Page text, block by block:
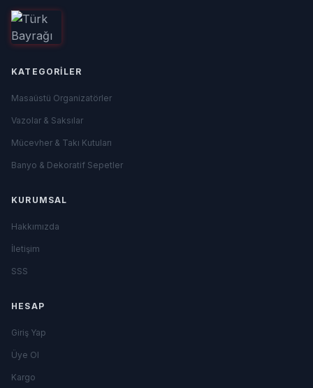
KATEGORILER
Masaüstü Organizatörler
Vazolar & Saksılar
Mücevher & Takı Kutuları
Banyo & Dekoratif Sepetler
KURUMSAL
Hakkımızda
İletişim
SSS
HESAP
Giriş Yap
Üye Ol
Kargo